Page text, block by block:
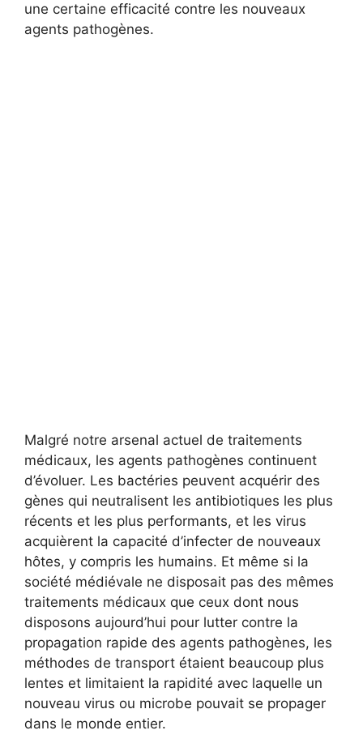
une certaine efficacité contre les nouveaux
agents pathogènes.
Malgré notre arsenal actuel de traitements
médicaux, les agents pathogènes continuent
d’évoluer. Les bactéries peuvent acquérir des
gènes qui neutralisent les antibiotiques les plus
récents et les plus performants, et les virus
acquièrent la capacité d’infecter de nouveaux
hôtes, y compris les humains. Et même si la
société médiévale ne disposait pas des mêmes
traitements médicaux que ceux dont nous
disposons aujourd’hui pour lutter contre la
propagation rapide des agents pathogènes, les
méthodes de transport étaient beaucoup plus
lentes et limitaient la rapidité avec laquelle un
nouveau virus ou microbe pouvait se propager
dans le monde entier.